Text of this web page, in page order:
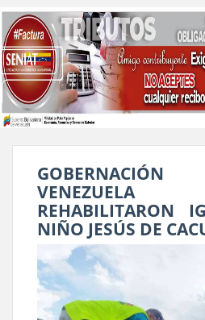
REHABILITARON
NIÑO JESÚS DE